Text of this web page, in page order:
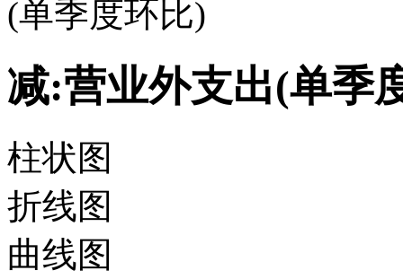
(单季度环比)
减:营业外支出(单季
柱状图
折线图
曲线图